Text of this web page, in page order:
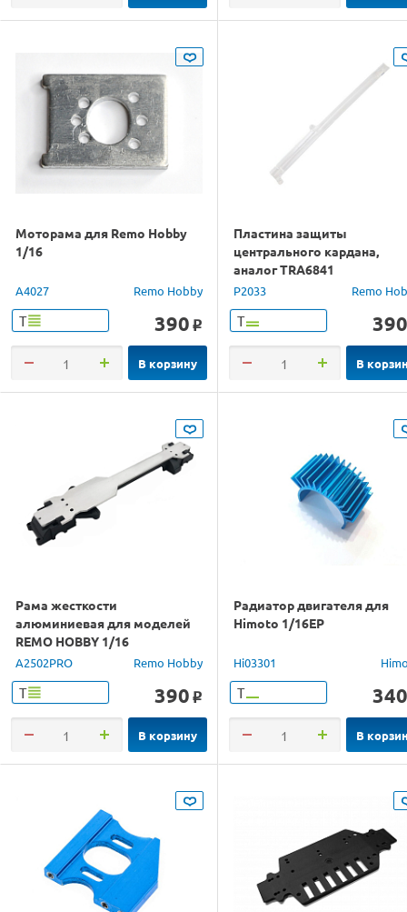
Моторама для Remo Hobby
1/16
A4027 Remo Hobby
Т 390 o
В корзину
Пластина защиты
центрального кардана,
аналог TRA6841
P2033 Remo
Т 390
В
Рама жесткости
алюминиевая для моделей
REMO HOBBY 1/16
A2502PRO Remo Hobby
Т 390 o
В корзину
Радиатор двигателя для
Himoto 1/16EP
Hi03301
Т 340
В